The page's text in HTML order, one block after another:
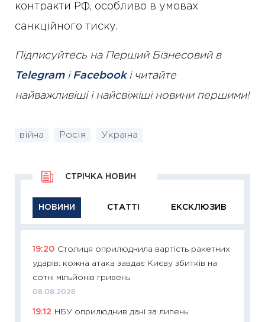
контракти РФ, особливо в умовах
санкційного тиску.
Підписуйтесь на Перший Бізнесовий в
Telegramі Facebookі читайте
найважливіші і найсвіжіші новини першими!
війна Росія Україна
НОВИНИ СТАТТІ ЕКСКЛЮЗИВ
СТРІЧКА НОВИН
19:20 Столиця оприлюднила вартість ракетних
ударів: кожна атака завдає Києву збитків на
сотні мільйонів гривень
08.08.2026
19:12 НБУ оприлюднив дані за липень: